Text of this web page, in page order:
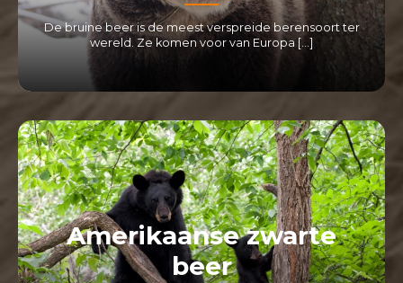
De bruine beer is de meest verspreide berensoort ter
wereld. Ze komen voor van Europa […]
LEES MEER
Amerikaanse zwarte
beer